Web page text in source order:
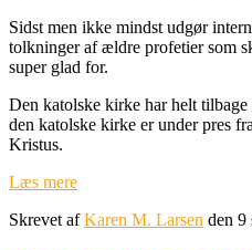
Sidst men ikke mindst udgør
tolkninger af ældre profetier som
super glad for.
Den katolske kirke har helt
den katolske kirke er under pres
Kristus.
Læs mere
Skrevet afKaren M. Larsen den 9